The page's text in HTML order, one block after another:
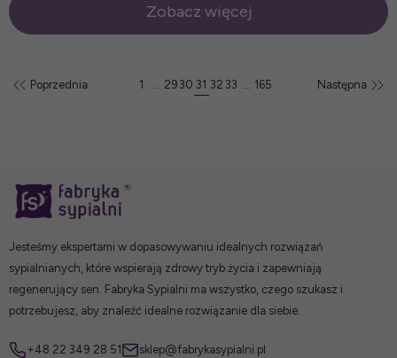
Zobacz więcej
Poprzednia 1 29 30 31 32 33 165 Następna
Jesteśmy ekspertami w dopasowywaniu idealnych rozwiązań
sypialnianych, które wspierają zdrowy tryb życia i zapewniają
regenerujący sen. Fabryka Sypialni ma wszystko, czego szukasz i
potrzebujesz, aby znaleźć idealne rozwiązanie dla siebie.
+48 22 349 28 51 sklep@fabrykasypialni.pl